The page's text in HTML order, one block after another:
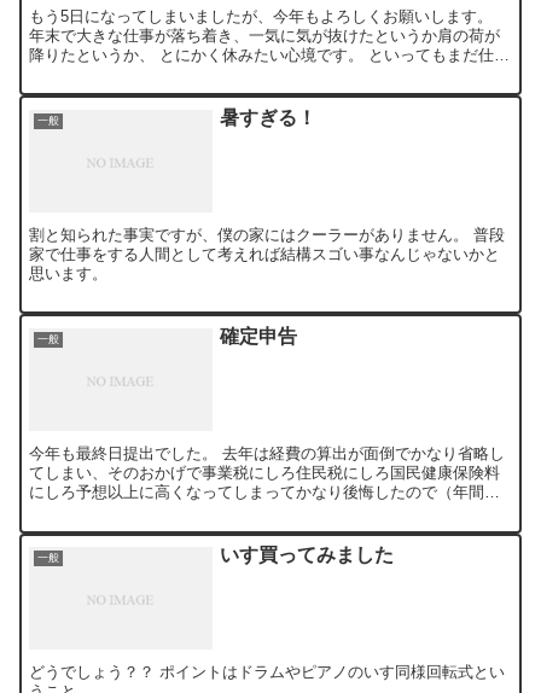
もう5日になってしまいましたが、今年もよろしくお願いします。
年末で大きな仕事が落ち着き、一気に気が抜けたというか肩の荷が
降りたというか、 とにかく休みたい心境です。 といってもまだ仕事
一般 暑すぎる！
割と知られた事実ですが、僕の家にはクーラーがありません。 普段
家で仕事をする人間として考えれば結構スゴい事なんじゃないかと
思います。
一般 確定申告
今年も最終日提出でした。 去年は経費の算出が面倒でかなり省略し
てしまい、そのおかげで事業税にしろ住民税にしろ国民健康保険料
にしろ予想以上に高くなってしまってかなり後悔したので（年間何
一般 いす買ってみました
どうでしょう？？ ポイントはドラムやピアノのいす同様回転式とい